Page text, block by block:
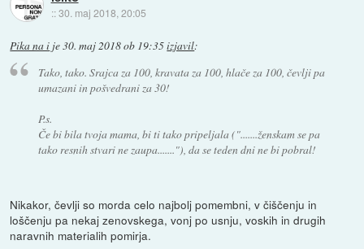
::30. maj 2018, 20:05
Pika na i je30. maj 2018 ob 19:35izjavil:
Tako, tako. Srajca za 100, kravata za 100, hlače za 100, čevlji pa
umazani in pošvedrani za 30!
P.s.
Če bi bila tvoja mama, bi ti tako pripeljala (".......ženskam se pa
tako resnih stvari ne zaupa......."), da se teden dni ne bi pobral!
Nikakor, čevlji so morda celo najbolj pomembni, v čiščenju in
loščenju pa nekaj zenovskega, vonj po usnju, voskih in drugih
naravnih materialih pomirja.